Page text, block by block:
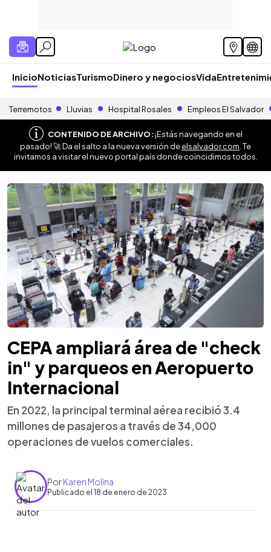
InicioNoticiasTurismoDinero y negociosVida
Terremotos Lluvias Hospital Rosales Empleos El Salvador
CONTENIDO DE ARCHIVO:¡Estás navegando en el
pasado! 🚀 Da el salto a la nueva versión deelsalvador.com . Te
invitamos a visitar el nuevo portal país donde coincidimos todos.
CEPA ampliará área de "check
in" y parqueos en Aeropuerto
Internacional
En 2022, la principal terminal aérea recibió 3.4
millones de pasajeros a través de 34,000
operaciones de vuelos comerciales.
PorKaren Molina
Publicado el 18 de enero de 2023